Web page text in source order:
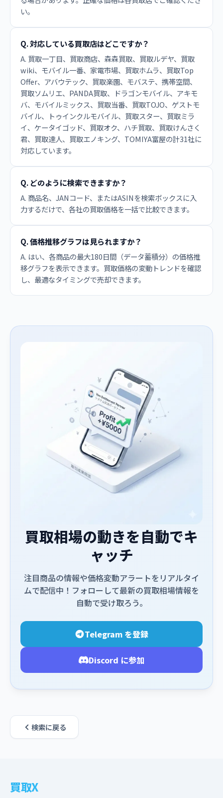
い。
Q. 対応している買取店はどこですか？
A. 買取一丁目、買取商店、森森買取、買取ルデヤ、買取
wiki、モバイル一番、家電市場、買取ホムラ、買取Top
Offer、アバウテック、買取楽園、モバステ、携帯空間、
買取ソムリエ、PANDA買取、ドラゴンモバイル、アキモ
バ、モバイルミックス、買取当番、買取TOJO、ゲストモ
バイル、トゥインクルモバイル、買取スター、買取ミラ
イ、ケータイゴッド、買取オク、ハチ買取、買取けんさく
君、買取達人、買取エノキング、TOMIYA富屋の計31社に
対応しています。
Q. どのように検索できますか？
A. 商品名、JANコード、またはASINを検索ボックスに入
力するだけで、各社の買取価格を一括で比較できます。
Q. 価格推移グラフは見られますか？
A. はい、各商品の最大180日間（データ蓄積分）の価格推
移グラフを表示できます。買取価格の変動トレンドを確認
し、最適なタイミングで売却できます。
買取相場の動きを自動でキ
ャッチ
注目商品の情報や価格変動アラートをリアルタイ
ムで配信中！フォローして最新の買取相場情報を
自動で受け取ろう。
Telegram を登録
Discord に参加
検索に戻る
買取X